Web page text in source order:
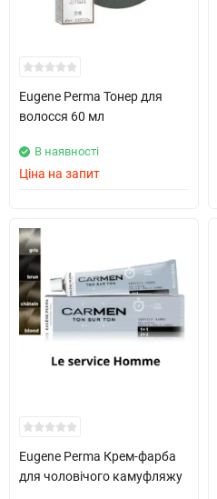
Eugene Perma Тонер для
волосся 60 мл
В наявності
Ціна на запит
Eugene Perma Крем-фарба
для чоловічого камуфляжу